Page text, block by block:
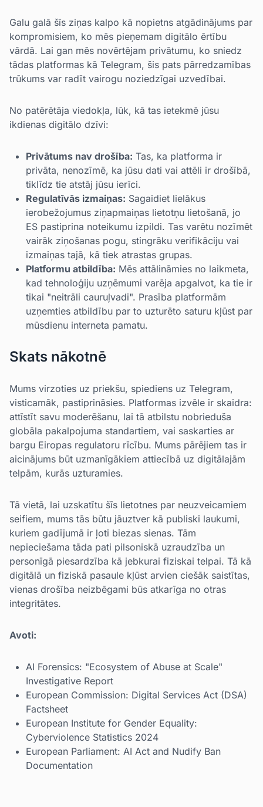
Galu galā šīs ziņas kalpo kā nopietns atgādinājums par
kompromisiem, ko mēs pieņemam digitālo ērtību
vārdā. Lai gan mēs novērtējam privātumu, ko sniedz
tādas platformas kā Telegram, šis pats pārredzamības
trūkums var radīt vairogu noziedzīgai uzvedībai.
No patērētāja viedokļa, lūk, kā tas ietekmē jūsu
ikdienas digitālo dzīvi:
Privātums nav drošība: Tas, ka platforma ir
privāta, nenozīmē, ka jūsu dati vai attēli ir drošībā,
tiklīdz tie atstāj jūsu ierīci.
Regulatīvās izmaiņas: Sagaidiet lielākus
ierobežojumus ziņapmaiņas lietotņu lietošanā, jo
ES pastiprina noteikumu izpildi. Tas varētu nozīmēt
vairāk ziņošanas pogu, stingrāku verifikāciju vai
izmaiņas tajā, kā tiek atrastas grupas.
Platformu atbildība: Mēs attālināmies no laikmeta,
kad tehnoloģiju uzņēmumi varēja apgalvot, ka tie ir
tikai "neitrāli cauruļvadi". Prasība platformām
uzņemties atbildību par to uzturēto saturu kļūst par
mūsdienu interneta pamatu.
Skats nākotnē
Mums virzoties uz priekšu, spiediens uz Telegram,
visticamāk, pastiprināsies. Platformas izvēle ir skaidra:
attīstīt savu moderēšanu, lai tā atbilstu nobrieduša
globāla pakalpojuma standartiem, vai saskarties ar
bargu Eiropas regulatoru rīcību. Mums pārējiem tas ir
aicinājums būt uzmanīgākiem attiecībā uz digitālajām
telpām, kurās uzturamies.
Tā vietā, lai uzskatītu šīs lietotnes par neuzveicamiem
seifiem, mums tās būtu jāuztver kā publiski laukumi,
kuriem gadījumā ir ļoti biezas sienas. Tām
nepieciešama tāda pati pilsoniskā uzraudzība un
personīgā piesardzība kā jebkurai fiziskai telpai. Tā kā
digitālā un fiziskā pasaule kļūst arvien ciešāk saistītas,
vienas drošība neizbēgami būs atkarīga no otras
integritātes.
Avoti:
AI Forensics: "Ecosystem of Abuse at Scale"
Investigative Report
European Commission: Digital Services Act (DSA)
Factsheet
European Institute for Gender Equality:
Cyberviolence Statistics 2024
European Parliament: AI Act and Nudify Ban
Documentation